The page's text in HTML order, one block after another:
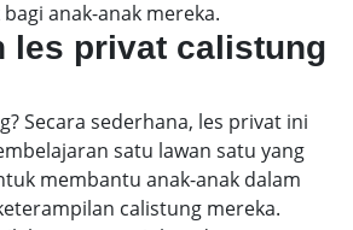
anak-anak mereka.
les privat calistung
Secara sederhana, les privat ini
satu lawan satu yang
membantu anak-anak dalam
calistung mereka.